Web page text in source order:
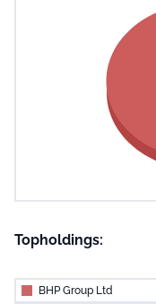
Pie chart
View as
Topholdings:
BHP Group Ltd